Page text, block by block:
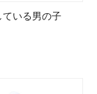
いる男の子